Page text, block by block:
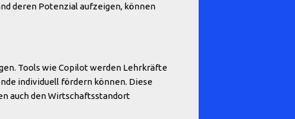
deren Potenzial aufzeigen, können
Tools wie Copilot werden Lehrkräfte
individuell fördern können. Diese
auch den Wirtschaftsstandort